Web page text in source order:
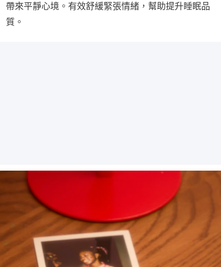
帶來平靜心境。有效舒緩緊張情緒，幫助提升睡眠品
質。